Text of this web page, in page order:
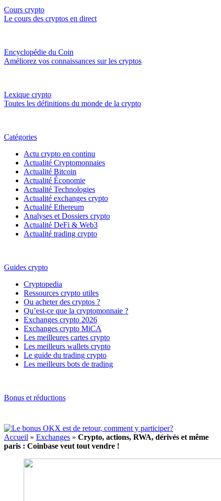
Cours crypto
Le cours des cryptos en direct
Encyclopédie du Coin
Améliorez vos connaissances sur les cryptos
Lexique crypto
Toutes les définitions du monde de la crypto
Catégories
Actu crypto en continu
Actualité Cryptomonnaies
Actualité Bitcoin
Actualité Économie
Actualité Technologies
Actualité exchanges crypto
Actualité Ethereum
Analyses et Dossiers crypto
Actualité DeFi & Web3
Actualité trading crypto
Guides crypto
Cryptopedia
Ressources crypto utiles
Ou acheter des cryptos ?
Qu’est-ce que la cryptomonnaie ?
Exchanges crypto 2026
Exchanges crypto MiCA
Les meilleures cartes crypto
Les meilleurs wallets crypto
Le guide du trading crypto
Les meilleurs bots de trading
Bonus et réductions
Accueil » Exchanges » Crypto, actions, RWA, dérivés et même
paris : Coinbase veut tout vendre !